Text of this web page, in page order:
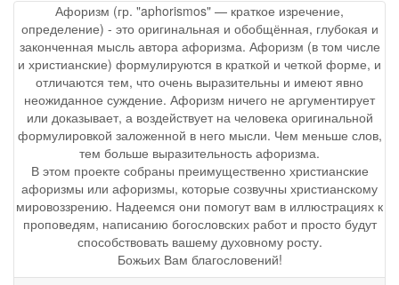
Афоризм (гр. "aphorismos" — краткое изречение,
определение) - это оригинальная и обобщённая, глубокая и
законченная мысль автора афоризма. Афоризм (в том числе
и христианские) формулируются в краткой и четкой форме, и
отличаются тем, что очень выразительны и имеют явно
неожиданное суждение. Афоризм ничего не аргументирует
или доказывает, а воздействует на человека оригинальной
формулировкой заложенной в него мысли. Чем меньше слов,
тем больше выразительность афоризма.
В этом проекте собраны преимущественно христианские
афоризмы или афоризмы, которые созвучны христианскому
мировоззрению. Надеемся они помогут вам в иллюстрациях к
проповедям, написанию богословских работ и просто будут
способствовать вашему духовному росту.
Божьих Вам благословений!